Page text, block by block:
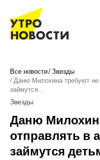
Все новости Звезды
Даню Милохина требуют не
займутся…
Звезды
Даню
отправлять в
займутся